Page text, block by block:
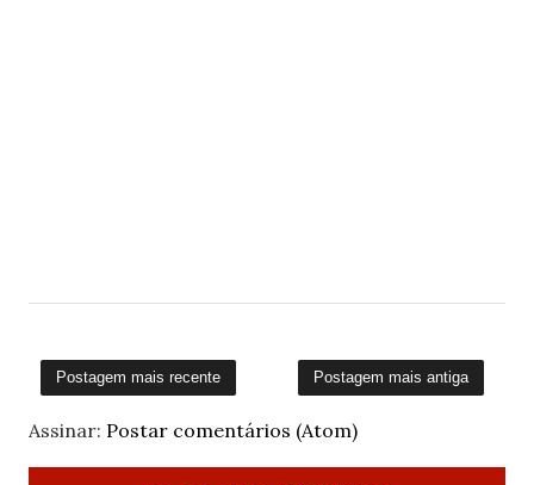
Postagem mais recente Postagem mais antiga
Assinar: Postar comentários (Atom)